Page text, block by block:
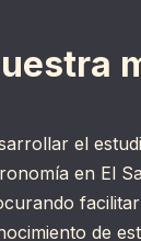
el
en El
de